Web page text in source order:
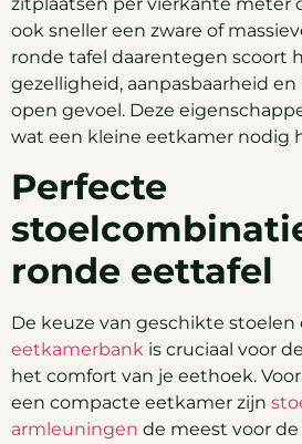
ook sneller een zware of
ronde tafel daarentegen scoort
gezelligheid, aanpasbaarheid
open gevoel. Deze
wat een kleine eetkamer nodig
Perfecte
ronde eettafel
De keuze van geschikte stoelen
eetkamerbank is cruciaal voor
het comfort van je eethoek.
een compacte eetkamer zijn
armleuningen de meest voor